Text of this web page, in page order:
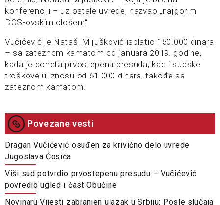
konferenciji – uz ostale uvrede, nazvao „najgorim
DOS-ovskim ološem“.
Vučićević je Nataši Mijušković isplatio 150.000 dinara
– sa zateznom kamatom od januara 2019. godine,
kada je doneta prvostepena presuda, kao i sudske
troškove u iznosu od 61.000 dinara, takođe sa
zateznom kamatom.
Povezane vesti
Dragan Vučićević osuđen za krivično delo uvrede
Jugoslava Ćosića
Viši sud potvrdio prvostepenu presudu – Vučićević
povredio ugled i čast Obućine
Novinaru Vijesti zabranjen ulazak u Srbiju: Posle slučaja